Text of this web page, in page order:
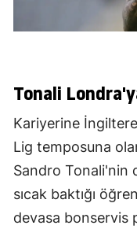
Tonali
Kariyerine
Lig temposuna
Sandro Tonali'nin
sıcak baktığı
devasa bonservis